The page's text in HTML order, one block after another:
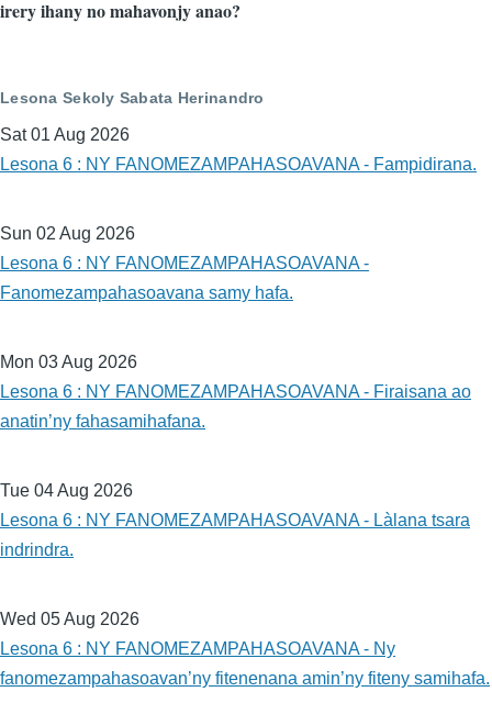
irery ihany no mahavonjy anao?
Lesona Sekoly Sabata Herinandro
Sat 01 Aug 2026
Lesona 6 : NY FANOMEZAMPAHASOAVANA - Fampidirana.
Sun 02 Aug 2026
Lesona 6 : NY FANOMEZAMPAHASOAVANA -
Fanomezampahasoavana samy hafa.
Mon 03 Aug 2026
Lesona 6 : NY FANOMEZAMPAHASOAVANA - Firaisana ao
anatin’ny fahasamihafana.
Tue 04 Aug 2026
Lesona 6 : NY FANOMEZAMPAHASOAVANA - Làlana tsara
indrindra.
Wed 05 Aug 2026
Lesona 6 : NY FANOMEZAMPAHASOAVANA - Ny
fanomezampahasoavan’ny fitenenana amin’ny fiteny samihafa.